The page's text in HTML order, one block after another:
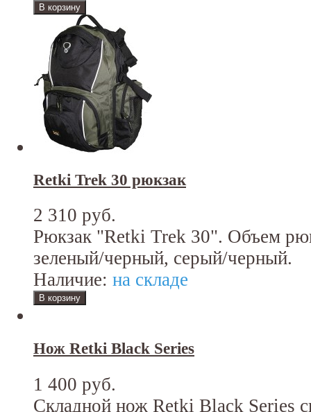
Retki Trek 30 рюкзак
2 310 руб.
Рюкзак "Retki Trek 30". Объем
зеленый/черный, серый/черный.
Наличие: на складе
Нож Retki Black Series
1 400 руб.
Складной нож Retki Black Series